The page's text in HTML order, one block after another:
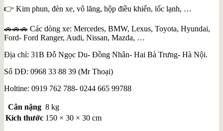
👉 Kim phun, đèn xe, vô lăng, hộp điều khiển, lốc lạnh, …
🚗🚗🚗 Các dòng xe: Mercedes, BMW, Lexus, Toyota, Hyundai,
Ford- Ford Ranger, Audi, Nissan, Mazda, …
Địa chỉ: 31B Đỗ Ngọc Du- Đồng Nhân- Hai Bà Trưng- Hà Nội.
Số DĐ: 0968 33 88 39 (Mr Thoại)
Holtine: 0919 762 788- 0244 665 99788
Cân nặng 8 kg
Kích thước 150 × 30 × 30 cm